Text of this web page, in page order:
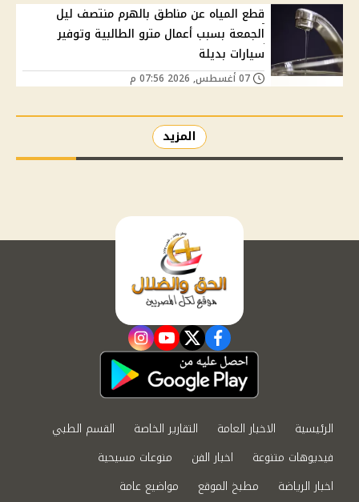
قطع المياه عن مناطق بالهرم منتصف ليل
الجمعة بسبب أعمال مترو الطالبية وتوفير
سيارات بديلة
المزيد
facebook
twitter
youtube
instagram
الرئيسية الاخبار العامة التقارير الخاصة
القسم الطبي
فيديوهات متنوعة
اخبار الفن
منوعات مسيحية
اخبار الرياضة
مطبخ الموقع مواضيع عامة